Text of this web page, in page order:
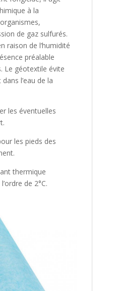
à la
de gaz sulfurés.
raison de l’humidité
préalable
Le géotextile évite
l’eau de la
les éventuelles
les pieds des
thermique
de 2°C.